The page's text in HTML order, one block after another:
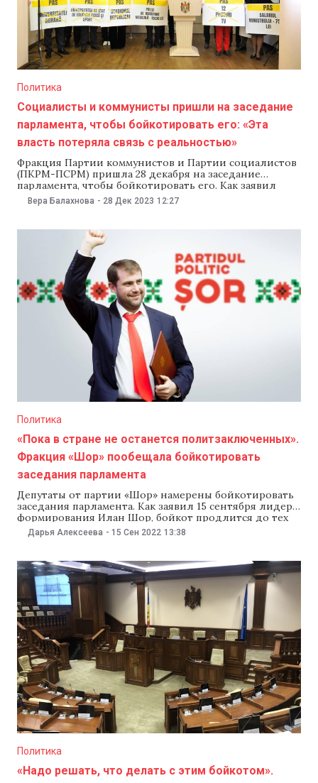
Политика
Социалисты и коммунисты пришли на заседание
парламента, чтобы бойкотировать его: «Эта
власть потеряла связь с реальностью»
Фракция Партии коммунистов и Партии социалистов
(ПКРМ-ПСРМ) пришла 28 декабря на заседание
парламента, чтобы бойкотировать его. Как заявил
глава фракции Влад Батрынча, оппозиция выступает
против большинства инициатив правящей партии
Батрынчи, его фракция выступает против
приватизации госпредприятий, поглощения
Госуниверситетом Молдовы (USM) Университета
физкультуры и слияния
Вера Балахнова - 28 Дек 2023 12:27
Политика
«Пока в стране не останется политзаключенных».
Фракция «Шор» пообещала бойкотировать
заседания парламента
Депутаты от партии «Шор» намерены бойкотировать
заседания парламента. Как заявил 15 сентября лидер
формирования Илан Шор, бойкот продлится до тех
пор, пока «в стране не останется политических
заключенных». Шор также заявил, что парламент
госструктуры захвачены «режимом PAS и Майи Санду».
«Моя коллега, депутат
Дарья Алексеева - 15 Сен 2022 13:38
Политика
«Надо решать, что делать с этим бойкотом».